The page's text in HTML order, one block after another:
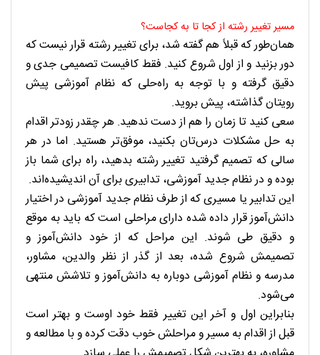
مسیر تغییر رشته از کجا تا به کجاست؟
همان‌طور که قبلاً هم گفته شد، برای تغییر رشته قرار نیست که
دور بزنید و از اول شروع کنید. فقط کافیست تصمیمی جدی و
دقیق گرفته و با توجه به راه‌حلی که نظام آموزشی پیش
رویتان گذاشته، پیش بروید.
سعی کنید تا زمان را هم از دست ندهید. هر چقدر زودتر اقدام
به حل مشکلات درس‌تان بکنید، موفق‌تر هستید. اما در هر
سالی که تصمیم گرفتید تغییر رشته بدهید، راه برای شما باز
بوده و در نظام جدید آموزشی، تدابیری برای آن اندیشیده‌اند.
این تدابیر یا مسیری که از طرف نظام جدید آموزشی در اختیار
دانش‌آموز قرار داده شده دارای مراحلی است که باید به موقع
و دقیق طی شوند. این مراحل که از خود دانش‌آموز و
تصمیمش شروع شده، بعد از گذر از نظر والدین، مشاور،
مدرسه و نظام آموزشی دوباره به دانش‌آموز و تلاشش منتهی
می‌شود.
بنابراین اول و آخر این تغییر فقط خود اوست و بهتر است
قبل از اقدام به مسیر و مراحلش خوب دقت کرده و با مطالعه و